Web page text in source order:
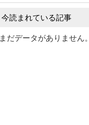
今読まれている記事
まだデータがありません。